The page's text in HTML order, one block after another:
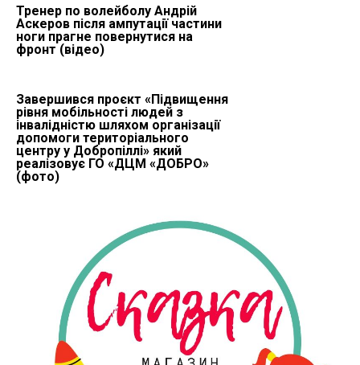
Тренер по волейболу Андрій
Аскеров після ампутації частини
ноги прагне повернутися на
фронт (відео)
Завершився проєкт «Підвищення
рівня мобільності людей з
інвалідністю шляхом організації
допомоги територіального
центру у Добропіллі» який
реалізовує ГО «ДЦМ «ДОБРО»
(фото)